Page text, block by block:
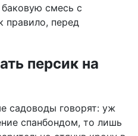
смесь с
правило, перед
персик на
садоводы говорят: уж
спанбондом, то лишь